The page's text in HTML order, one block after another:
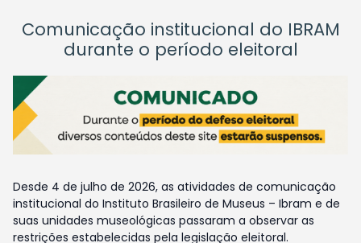
Comunicação institucional do IBRAM
durante o período eleitoral
Desde 4 de julho de 2026, as atividades de comunicação
institucional do Instituto Brasileiro de Museus – Ibram e de
suas unidades museológicas passaram a observar as
restrições estabelecidas pela legislação eleitoral.